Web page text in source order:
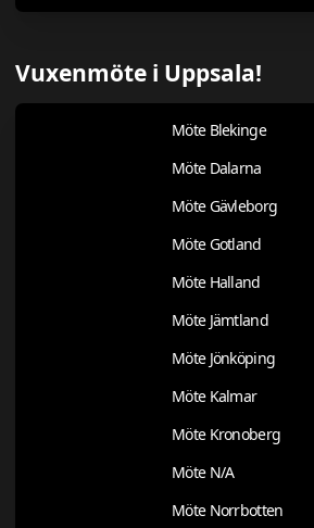
Vuxenmöte i Uppsala!
Möte Blekinge
Möte Dalarna
Möte Gävleborg
Möte Gotland
Möte Halland
Möte Jämtland
Möte Jönköping
Möte Kalmar
Möte Kronoberg
Möte N/A
Möte Norrbotten